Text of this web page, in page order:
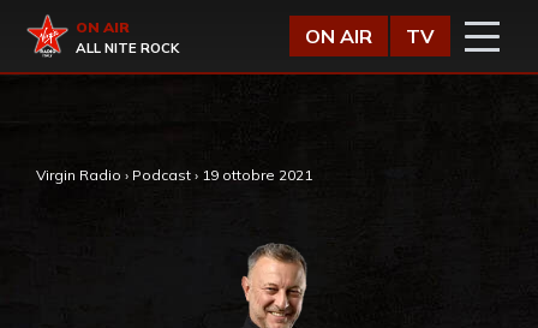
Virgin Radio
ON AIR
ALL NITE ROCK
ON AIR TV
Virgin Radio › Podcast › 19 ottobre 2021